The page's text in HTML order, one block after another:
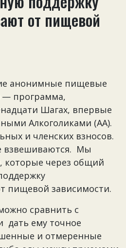
от пищевой
анонимные пищевые
— программа,
Шагах, впервые
Алкоголиками (АА).
и членских взносов.
взвешиваются. Мы
которые через общий
пищевой зависимости.
сравнить с
дать ему точное
и отмеренные